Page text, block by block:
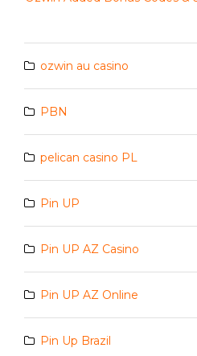
ozwin au casino
PBN
pelican casino PL
Pin UP
Pin UP AZ Casino
Pin UP AZ Online
Pin Up Brazil